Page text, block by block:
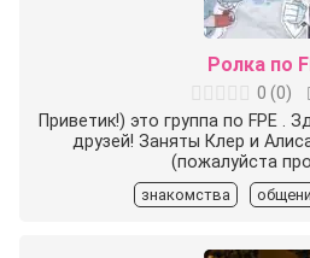
Ролка по
0 (0)
Приветик!) это группа по FPE .
друзей! Заняты Клер и
(пожалуйста
знакомства